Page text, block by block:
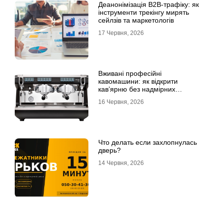
Деанонімізація B2B-трафіку: як
інструменти трекінгу мирять
сейлзів та маркетологів
17 Червня, 2026
Вживані професійні
кавомашини: як відкрити
кав’ярню без надмірних
16 Червня, 2026
Что делать если захлопнулась
дверь?
14 Червня, 2026